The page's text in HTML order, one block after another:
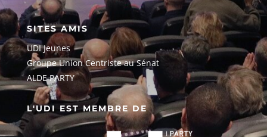
SITES AMIS
UDI Jeunes
Groupe Union Centriste au Sénat
ALDE PARTY
L'UDI EST MEMBRE DE